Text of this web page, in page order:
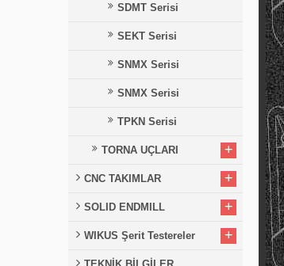
SDMT Serisi
SEKT Serisi
SNMX Serisi
SNMX Serisi
TPKN Serisi
TORNA UÇLARI +
CNC TAKIMLAR +
SOLID ENDMILL +
WIKUS Şerit Testereler +